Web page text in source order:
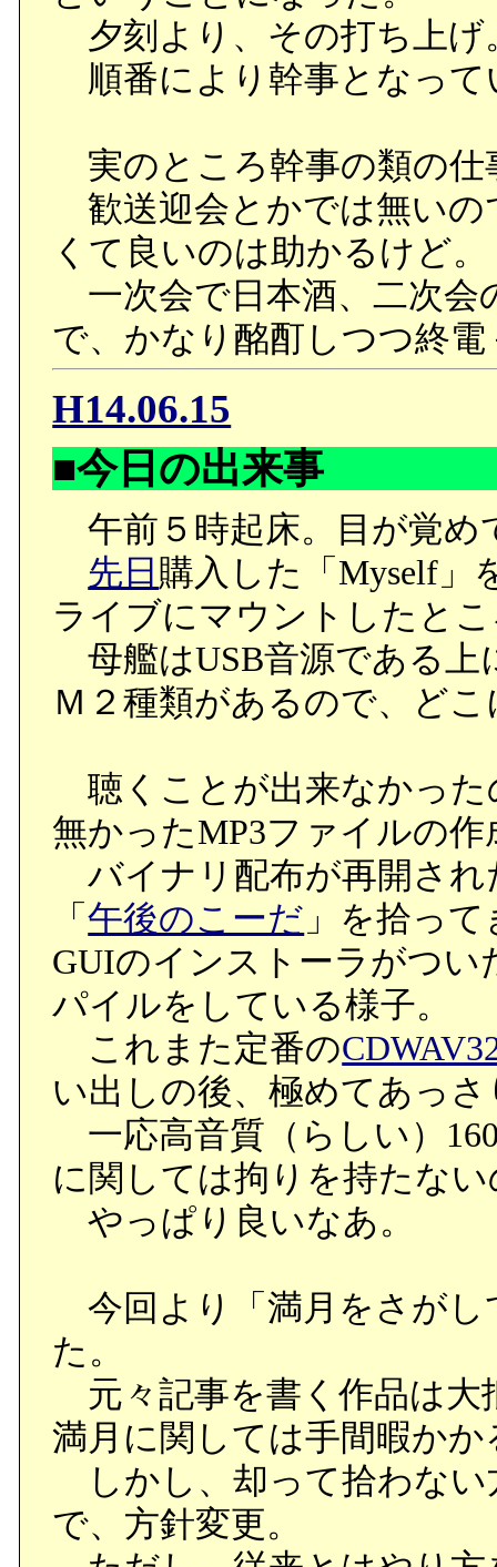
夕刻より、その打ち上げ
順番により幹事となって
実のところ幹事の類の仕
歓送迎会とかでは無いの
くて良いのは助かるけど。
一次会で日本酒、二次会
で、かなり酩酊しつつ終
H14.06.15
■今日の出来事
午前５時起床。目が覚め
先日 購入した「Myself」
ライブにマウントしたと
母艦はUSB音源である上
Ｍ２種類があるので、ど
聴くことが出来なかった
無かったMP3ファイルの
バイナリ配布が再開され
「午後のこーだ 」を拾っ
GUIのインストーラがつ
パイルをしている様子。
これまた定番の
い出しの後、極めてあっ
一応高音質（らしい）
に関しては拘りを持たな
やっぱり良いなあ。
今回より「満月をさがし
た。
元々記事を書く作品は大
満月に関しては手間暇か
しかし、却って拾わない
で、方針変更。